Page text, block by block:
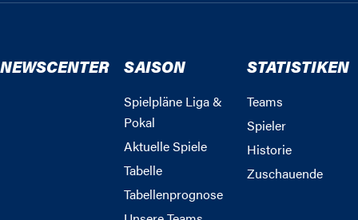
NEWSCENTER SAISON
Spielpläne Liga &
Pokal
Aktuelle Spiele
Tabelle
Tabellenprognose
STATISTIKEN
Teams
Spieler
Historie
Zuschauende